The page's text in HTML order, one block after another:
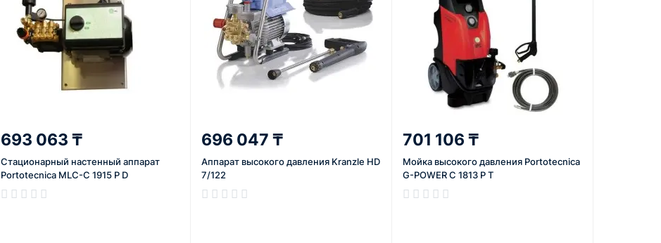
693 063 ₸
Стационарный настенный аппарат
Portotecnica MLC-C 1915 P D
696 047 ₸
Аппарат высокого давления Kranzle HD
7/122
701 106 ₸
Мойка высокого давления Portotecnica
G-POWER C 1813 P T